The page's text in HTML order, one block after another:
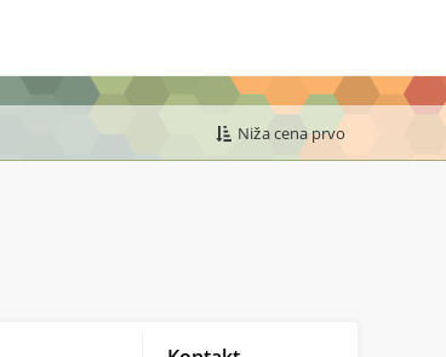
Niža cena prvo